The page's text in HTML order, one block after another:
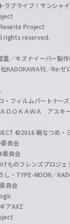
ブライブ！サンシャ
Project
rights reserved.
／キズナイーバー製
KADOKAWA刊／Re:ゼ
・フィルムパートナーズ
ＤＯＫＡＷＡ アスキ
©2016 暁なつめ・
員会
委員会
ものフレンズプロジェ
・TYPE-MOON／
員会
アAXZ